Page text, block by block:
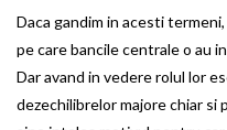
Daca gandim in acesti
pe care bancile centrale o au
Dar avand in vedere rolul lor
dezechilibrelor majore chiar si